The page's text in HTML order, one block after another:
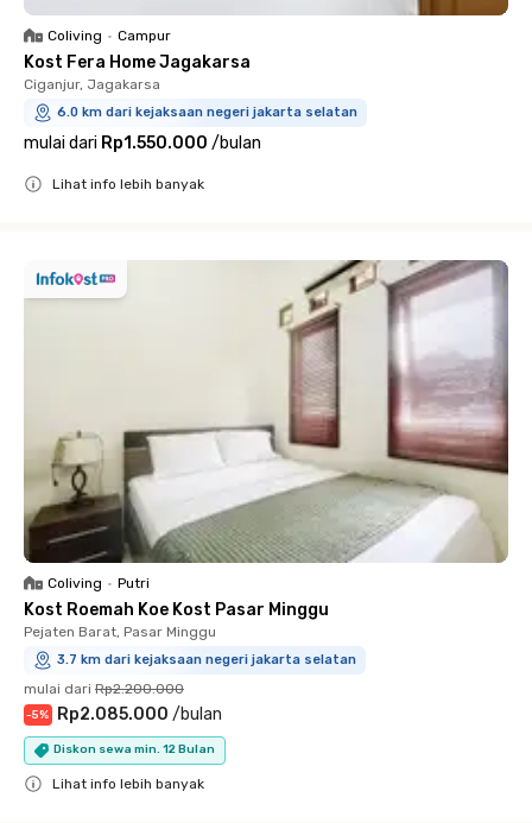
Coliving • Campur
Kost Fera Home Jagakarsa
Ciganjur, Jagakarsa
6.0 km dari kejaksaan negeri jakarta selatan
mulai dari Rp1.550.000 /bulan
Lihat info lebih banyak
Coliving • Putri
Kost Roemah Koe Kost Pasar Minggu
Pejaten Barat, Pasar Minggu
3.7 km dari kejaksaan negeri jakarta selatan
mulai dari Rp2.200.000
-5% Rp2.085.000 /bulan
Diskon sewa min. 12 Bulan
Lihat info lebih banyak